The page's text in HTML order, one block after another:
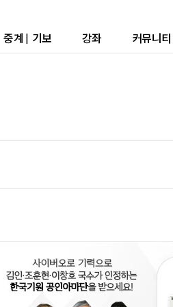
중계 | 기보 강좌 커뮤니티